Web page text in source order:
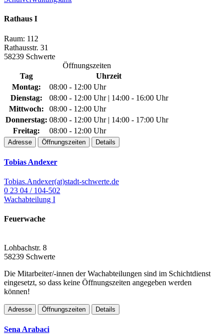
Rathaus I
Raum: 112
Rathausstr. 31
58239 Schwerte
Öffnungszeiten
Tag
Uhrzeit
Montag:
08:00 - 12:00 Uhr
Dienstag:
08:00 - 12:00 Uhr | 14:00 - 16:00 Uhr
Mittwoch:
08:00 - 12:00 Uhr
Donnerstag: 08:00 - 12:00 Uhr | 14:00 - 17:00 Uhr
Freitag:
08:00 - 12:00 Uhr
Adresse Öffnungszeiten Details
Tobias Andexer
Tobias.Andexer(at)stadt-schwerte.de
0 23 04 / 104-502
Wachabteilung I
Feuerwache
Lohbachstr. 8
58239 Schwerte
Die Mitarbeiter/-innen der Wachabteilungen sind im Schichtdienst
eingesetzt, so dass keine Öffnungszeiten angegeben werden
können!
Adresse Öffnungszeiten Details
Sena Arabaci